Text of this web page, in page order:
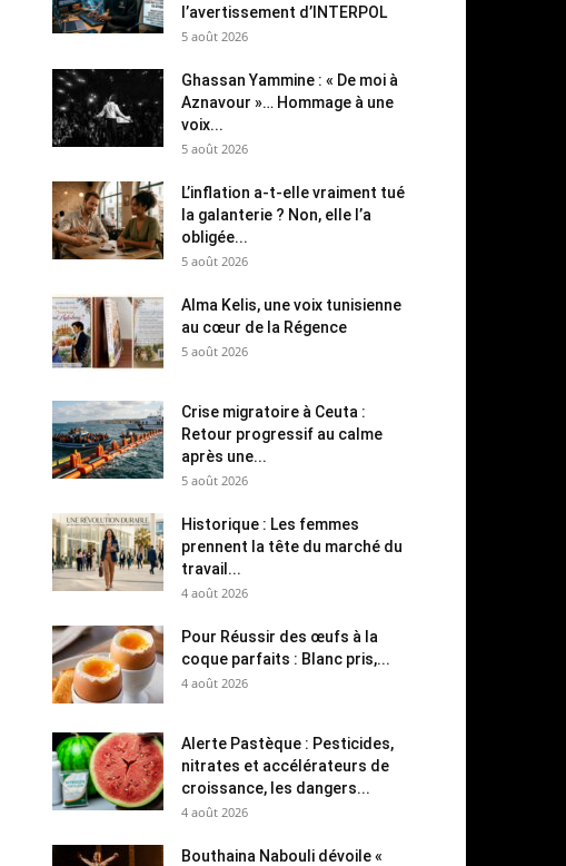
l’avertissement d’INTERPOL
5 août 2026
Ghassan Yammine : « De moi à
Aznavour »… Hommage à une
voix...
5 août 2026
L’inflation a-t-elle vraiment tué
la galanterie ? Non, elle l’a
obligée...
5 août 2026
Alma Kelis, une voix tunisienne
au cœur de la Régence
5 août 2026
Crise migratoire à Ceuta :
Retour progressif au calme
après une...
5 août 2026
Historique : Les femmes
prennent la tête du marché du
travail...
4 août 2026
Pour Réussir des œufs à la
coque parfaits : Blanc pris,...
4 août 2026
Alerte Pastèque : Pesticides,
nitrates et accélérateurs de
croissance, les dangers...
4 août 2026
Bouthaina Nabouli dévoile «